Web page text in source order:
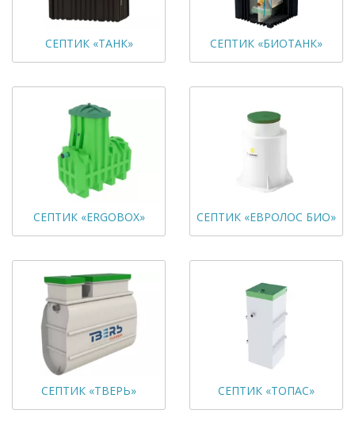
СЕПТИК «ТАНК» СЕПТИК «БИОТАНК»
СЕПТИК «ERGOBOX» СЕПТИК «ЕВРОЛОС БИО»
СЕПТИК «ТВЕРЬ» СЕПТИК «ТОПАС»